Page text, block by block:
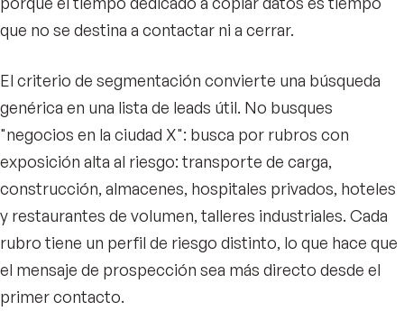
que no se destina a contactar ni a cerrar.
El criterio de segmentación convierte una búsqueda
genérica en una lista de leads útil. No busques
"negocios en la ciudad X": busca por rubros con
exposición alta al riesgo: transporte de carga,
construcción, almacenes, hospitales privados, hoteles
y restaurantes de volumen, talleres industriales. Cada
rubro tiene un perfil de riesgo distinto, lo que hace que
el mensaje de prospección sea más directo desde el
primer contacto.